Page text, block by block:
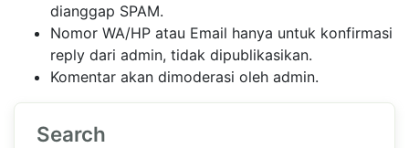
dianggap SPAM.
Nomor WA/HP atau Email hanya untuk konfirmasi
reply dari admin, tidak dipublikasikan.
Komentar akan dimoderasi oleh admin.
Search